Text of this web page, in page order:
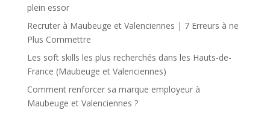
plein essor
Recruter à Maubeuge et Valenciennes | 7 Erreurs à ne
Plus Commettre
Les soft skills les plus recherchés dans les Hauts-de-
France (Maubeuge et Valenciennes)
Comment renforcer sa marque employeur à
Maubeuge et Valenciennes ?